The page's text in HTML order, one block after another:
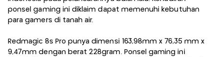
ponsel gaming ini diklaim dapat memenuhi kebutuhan
para gamers di tanah air.
Redmagic 8s Pro punya dimensi 163,98mm x 76,35 mm x
9,47mm dengan berat 228gram. Ponsel gaming ini